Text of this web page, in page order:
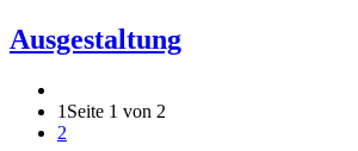
Ausgestaltung
1 Seite 1 von 2
2